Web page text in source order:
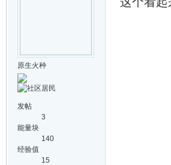
原生火种
发帖
3
能量块
140
经验值
15